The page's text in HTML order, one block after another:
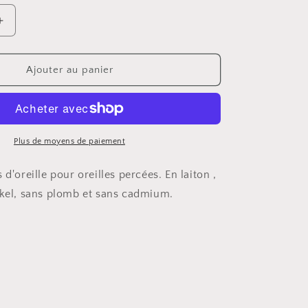
Augmenter
pour
percées
Ajouter au panier
Plus de moyens de paiement
d'oreille pour oreilles percées. En laiton ,
sans plomb et sans cadmium.